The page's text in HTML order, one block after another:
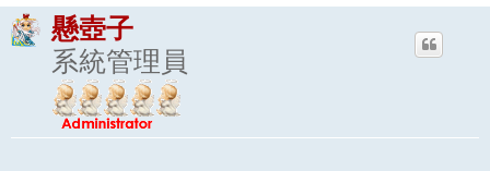
懸壺子
系統管理員